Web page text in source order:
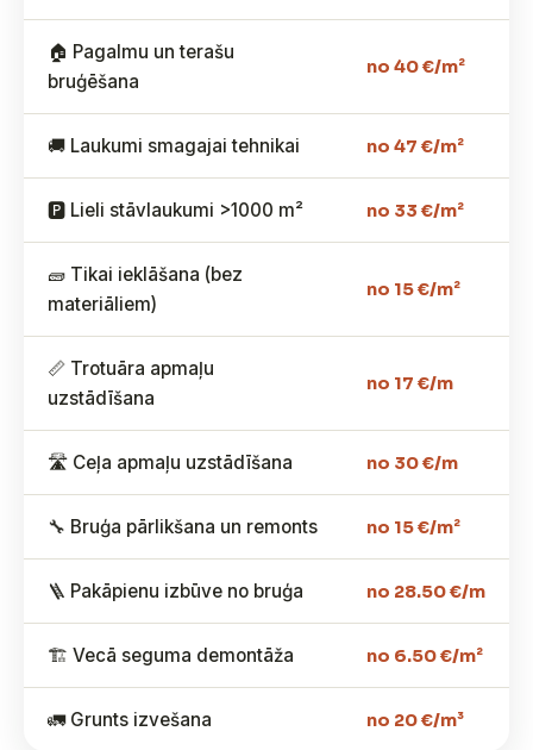
🏠 Pagalmu un terašu
bruģēšana
no 40 €/m²
🚚 Laukumi smagajai tehnikai no 47 €/m²
🅿️ Lieli stāvlaukumi >1000 m² no 33 €/m²
🧱 Tikai ieklāšana (bez
materiāliem)
no 15 €/m²
📏 Trotuāra apmaļu
uzstādīšana
no 17 €/m
🛣️ Ceļa apmaļu uzstādīšana no 30 €/m
🔧 Bruģa pārlikšana un remonts no 15 €/m²
🪜 Pakāpienu izbūve no bruģa no 28.50 €/m
🏗️ Vecā seguma demontāža no 6.50 €/m²
🚛 Grunts izvešana no 20 €/m³